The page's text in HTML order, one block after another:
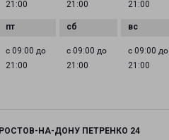
21:00
21:00
21:00
с 09:00 до
21:00
с 09:00 до
21:00
с 09:00 до
21:00
НА-ДОНУ ПЕТРЕНКО 24